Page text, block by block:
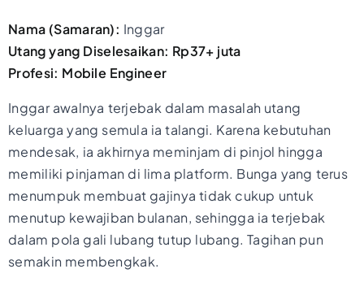
Nama (Samaran): Inggar
Utang yang Diselesaikan: Rp37+ juta
Profesi: Mobile Engineer
Inggar awalnya terjebak dalam masalah utang
keluarga yang semula ia talangi. Karena kebutuhan
mendesak, ia akhirnya meminjam di pinjol hingga
memiliki pinjaman di lima platform. Bunga yang terus
menumpuk membuat gajinya tidak cukup untuk
menutup kewajiban bulanan, sehingga ia terjebak
dalam pola gali lubang tutup lubang. Tagihan pun
semakin membengkak.